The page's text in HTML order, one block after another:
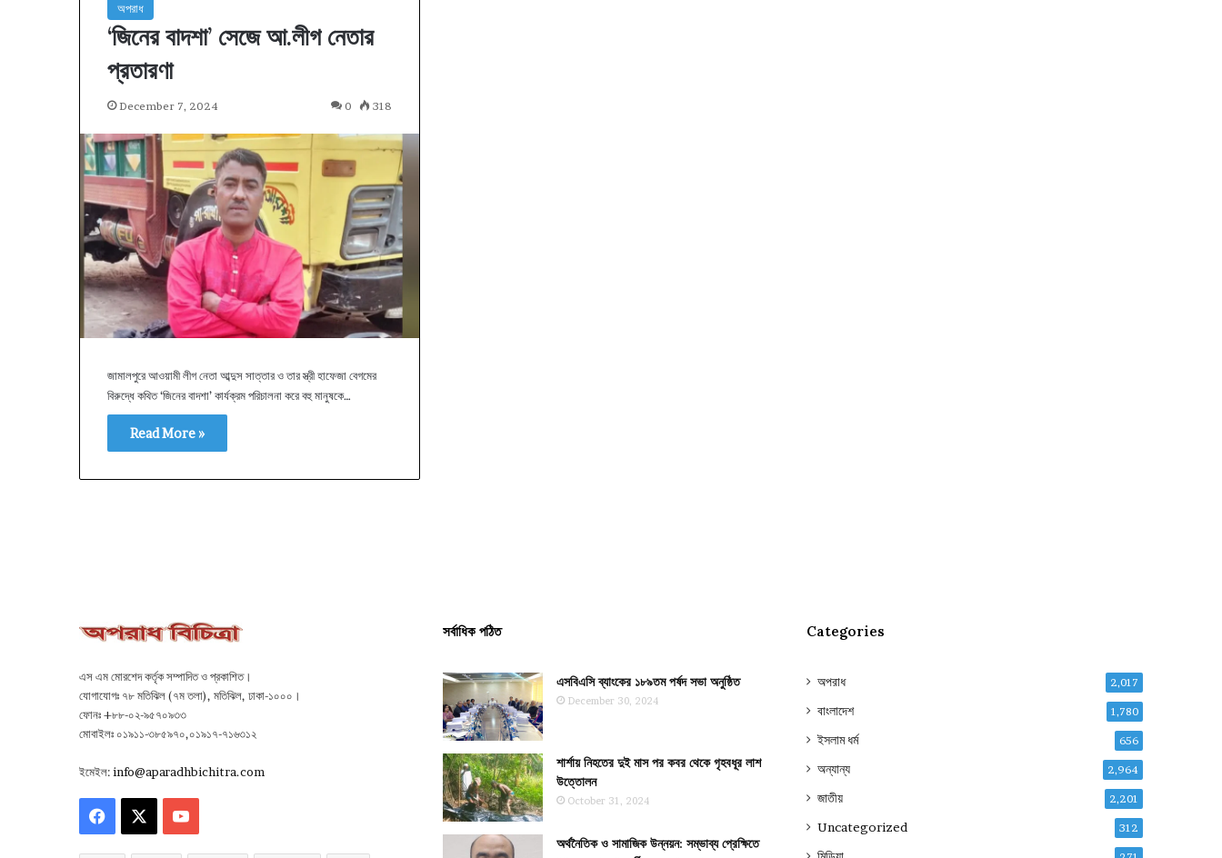
অপরাধ
‘জিনের বাদশা’ সেজে আ.লীগ নেতার
প্রতারণা
December 7, 2024 0 318
জামালপুরে আওয়ামী লীগ নেতা আব্দুস সাত্তার ও তার স্ত্রী হাফেজা বেগমের
বিরুদ্ধে কথিত ‘জিনের বাদশা’ কার্যক্রম পরিচালনা করে বহু মানুষকে…
Read More »
এস এম মোরশেদ কর্তৃক সম্পাদিত ও প্রকাশিত।
যোগাযোগঃ ৭৮ মতিঝিল (৭ম তলা), মতিঝিল, ঢাকা-১০০০।
ফোনঃ +৮৮-০২-৯৫৭০৯৩৩
মোবাইলঃ ০১৯১১-৩৮৫৯৭০,০১৯১৭-৭১৬৩১২
ইমেইল:info@aparadhbichitra.com
Facebook YouTube
সর্বাধিক পঠিত
এসবিএসি ব্যাংকের ১৮৯তম পর্ষদ সভা অনুষ্ঠিত
December 30, 2024
শার্শায় নিহতের দুই মাস পর কবর থেকে গৃহবধূর লাশ
উত্তোলন
October 31, 2024
অর্থনৈতিক ও সামাজিক উন্নয়ন: সম্ভাব্য প্রেক্ষিতে
Categories
অপরাধ 2,017
বাংলাদেশ 1,780
ইসলাম ধর্ম 656
অন্যান্য 2,964
জাতীয় 2,201
Uncategorized 312